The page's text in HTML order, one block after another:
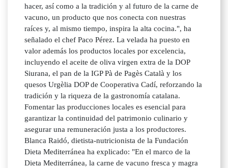
hacer, así como a la tradición y al futuro de la carne de
vacuno, un producto que nos conecta con nuestras
raíces y, al mismo tiempo, inspira la alta cocina.", ha
señalado el chef Paco Pérez. La velada ha puesto en
valor además los productos locales por excelencia,
incluyendo el aceite de oliva virgen extra de la DOP
Siurana, el pan de la IGP Pà de Pagès Català y los
quesos Urgèlia DOP de Cooperativa Cadí, reforzando la
tradición y la riqueza de la gastronomía catalana.
Fomentar las producciones locales es esencial para
garantizar la continuidad del patrimonio culinario y
asegurar una remuneración justa a los productores.
Blanca Raidó, dietista-nutricionista de la Fundación
Dieta Mediterránea ha explicado: "En el marco de la
Dieta Mediterránea, la carne de vacuno fresca y magra